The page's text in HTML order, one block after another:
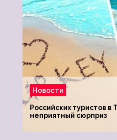
Новости
Российских туристов
неприятный сюрприз